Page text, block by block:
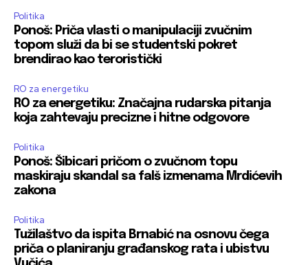
Politika
Ponoš: Priča vlasti o manipulaciji zvučnim
topom služi da bi se studentski pokret
brendirao kao teroristički
RO za energetiku
RO za energetiku: Značajna rudarska pitanja
koja zahtevaju precizne i hitne odgovore
Politika
Ponoš: Šibicari pričom o zvučnom topu
maskiraju skandal sa falš izmenama Mrdićevih
zakona
Politika
Tužilaštvo da ispita Brnabić na osnovu čega
priča o planiranju građanskog rata i ubistvu